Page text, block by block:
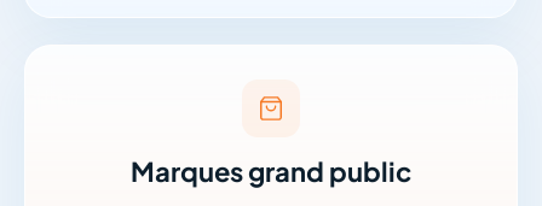
Marques grand public